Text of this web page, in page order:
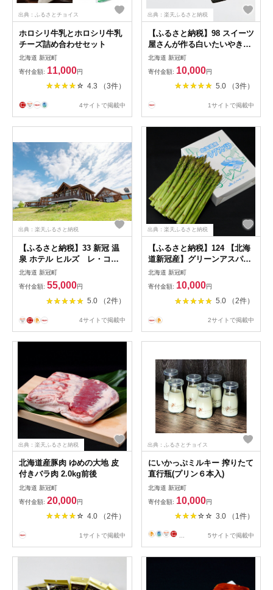
出典：ふるさとチョイス
ホロシリ牛乳とホロシリ牛乳
チーズ詰め合わせセット
北海道 新冠町
寄付金額: 11,000円
4.3 （3件）
4サイトで掲載中
出典：楽天ふるさと納税
【ふるさと納税】98 スイーツ
屋さんが作る白いたいやき
（15匹） 10,000円【もちも
ち 白い たいやき 中身
お楽しみ 十勝小倉 クリー
ム あんこ 小豆 ホワイト
新冠町 】
北海道 新冠町
寄付金額: 10,000円
5.0 （3件）
1サイトで掲載中
出典：楽天ふるさと納税
【ふるさと納税】33 新冠 温
泉 ホテル ヒルズ レ・コー
ドの湯 1泊 朝食 付き 宿泊券
【自慢 温泉 宿泊 施設
1名 1泊 雄大 露天風呂
眺望 お部屋 旅行 トラベ
北海道 新冠町 】
北海道 新冠町
寄付金額: 55,000円
5.0 （2件）
4サイトで掲載中
出典：楽天ふるさと納税
【ふるさと納税】124 【北海
道新冠産】グリーンアスパラ
（900g）10,000円【グリー
ン アスパラ 瑞々しい 気
候 大容量 たくさん たっ
ぷり ビタミン 栄養 健
海道 新冠町 】
北海道 新冠町
寄付金額: 10,000円
5.0 （2件）
2サイトで掲載中
出典：楽天ふるさと納税
北海道産豚肉 ゆめの大地 皮
付きバラ肉 2.0kg前後
北海道 新冠町
寄付金額: 20,000円
4.0 （2件）
1サイトで掲載中
出典：ふるさとチョイス
にいかっぷミルキー 搾りたて
直行瓶(プリン６本入)
北海道 新冠町
寄付金額: 10,000円
3.0 （1件）
5サイトで掲載中